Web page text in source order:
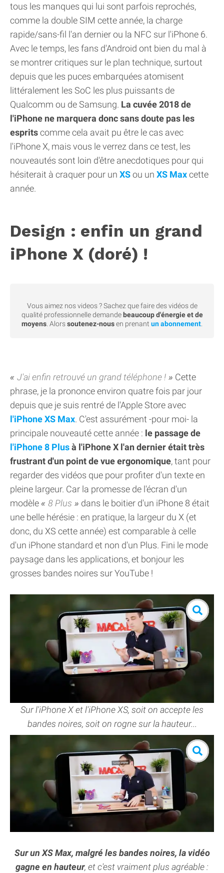
tous les manques qui lui sont parfois reprochés,
comme la double SIM cette année, la charge
rapide/sans-fil l'an dernier ou la NFC sur l'iPhone 6.
Avec le temps, les fans d'Android ont bien du mal à
se montrer critiques sur le plan technique, surtout
depuis que les puces embarquées atomisent
littéralement les SoC les plus puissants de
Qualcomm ou de Samsung. La cuvée 2018 de
l'iPhone ne marquera donc sans doute pas les
espritscomme cela avait pu être le cas avec
l'iPhone X, mais vous le verrez dans ce test, les
nouveautés sont loin d'être anecdotiques pour qui
hésiterait à craquer pour un XSou un XS Maxcette
année.
Design : enfin un grand
iPhone X (doré) !
Vous aimez nos videos ? Sachez que faire des vidéos de
qualité professionnelle demande beaucoup d'énergie et de
moyens . Alorssoutenez-nousen prenant un abonnement
J'ai enfin retrouvé un grand téléphone !
Cette
phrase, je la prononce environ quatre fois par jour
depuis que je suis rentré de l'Apple Store avec
l'iPhone XS Max. C'est assurément -pour moi- la
principale nouveauté cette année : le passage de
l'iPhone 8 Plusà l'iPhone X l'an dernier était très
frustrant d'un point de vue ergonomique, tant pour
regarder des vidéos que pour profiter d'un texte en
pleine largeur. Car la promesse de l'écran d'un
modèle
8 Plus
dans le boitier d'un iPhone 8 était
une belle hérésie : en pratique, la largeur du X (et
donc, du XS cette année) est comparable à celle
d'un iPhone standard et non d'un Plus. Fini le mode
paysage dans les applications, et bonjour les
grosses bandes noires sur YouTube !
Sur l'iPhone X et l'iPhone XS, soit on accepte les
bandes noires, soit on rogne sur la hauteur...
Sur un XS Max, malgré les bandes noires, la vidéo
gagne en hauteur, et c'est vraiment plus agréable :